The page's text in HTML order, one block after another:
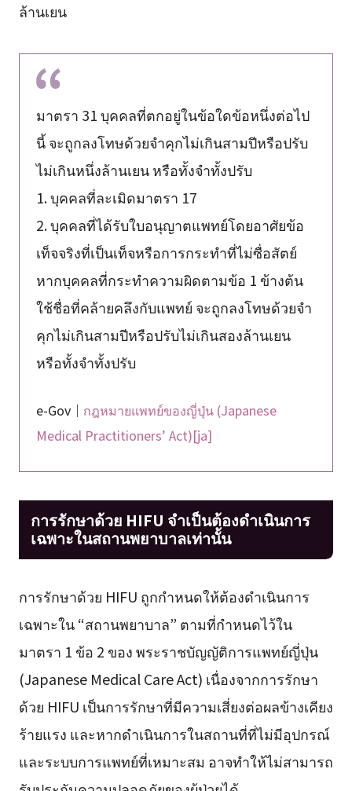
ล้านเยน
มาตรา 31 บุคคลที่ตกอยู่ในข้อใดข้อหนึ่งต่อไป
นี้ จะถูกลงโทษด้วยจำคุกไม่เกินสามปีหรือปรับ
ไม่เกินหนึ่งล้านเยน หรือทั้งจำทั้งปรับ
1. บุคคลที่ละเมิดมาตรา 17
2. บุคคลที่ได้รับใบอนุญาตแพทย์โดยอาศัยข้อ
เท็จจริงที่เป็นเท็จหรือการกระทำที่ไม่ซื่อสัตย์
หากบุคคลที่กระทำความผิดตามข้อ 1 ข้างต้น
ใช้ชื่อที่คล้ายคลึงกับแพทย์ จะถูกลงโทษด้วยจำ
คุกไม่เกินสามปีหรือปรับไม่เกินสองล้านเยน
หรือทั้งจำทั้งปรับ
e-Gov｜ กฎหมายแพทย์ของญี่ปุ่น (Japanese
Medical Practitioners’ Act)[ja]
การรักษาด้วย HIFU จำเป็นต้องดำเนินการ
เฉพาะในสถานพยาบาลเท่านั้น
การรักษาด้วย HIFU ถูกกำหนดให้ต้องดำเนินการ
เฉพาะใน “สถานพยาบาล” ตามที่กำหนดไว้ใน
มาตรา 1 ข้อ 2 ของ พระราชบัญญัติการแพทย์ญี่ปุ่น
(Japanese Medical Care Act) เนื่องจากการรักษา
ด้วย HIFU เป็นการรักษาที่มีความเสี่ยงต่อผลข้างเคียง
ร้ายแรง และหากดำเนินการในสถานที่ที่ไม่มีอุปกรณ์
และระบบการแพทย์ที่เหมาะสม อาจทำให้ไม่สามารถ